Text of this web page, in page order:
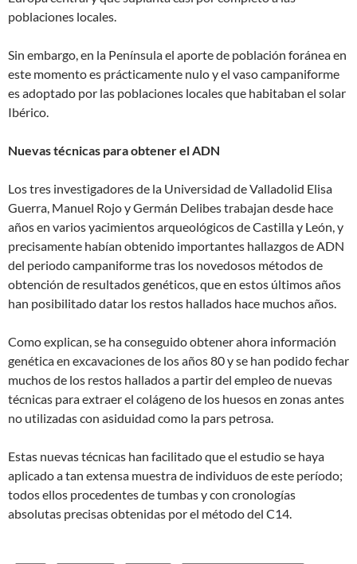
poblaciones locales.
Sin embargo, en la Península el aporte de población foránea en
este momento es prácticamente nulo y el vaso campaniforme
es adoptado por las poblaciones locales que habitaban el solar
Ibérico.
Nuevas técnicas para obtener el ADN
Los tres investigadores de la Universidad de Valladolid Elisa
Guerra, Manuel Rojo y Germán Delibes trabajan desde hace
años en varios yacimientos arqueológicos de Castilla y León, y
precisamente habían obtenido importantes hallazgos de ADN
del periodo campaniforme tras los novedosos métodos de
obtención de resultados genéticos, que en estos últimos años
han posibilitado datar los restos hallados hace muchos años.
Como explican, se ha conseguido obtener ahora información
genética en excavaciones de los años 80 y se han podido fechar
muchos de los restos hallados a partir del empleo de nuevas
técnicas para extraer el colágeno de los huesos en zonas antes
no utilizadas con asiduidad como la pars petrosa.
Estas nuevas técnicas han facilitado que el estudio se haya
aplicado a tan extensa muestra de individuos de este período;
todos ellos procedentes de tumbas y con cronologías
absolutas precisas obtenidas por el método del C14.